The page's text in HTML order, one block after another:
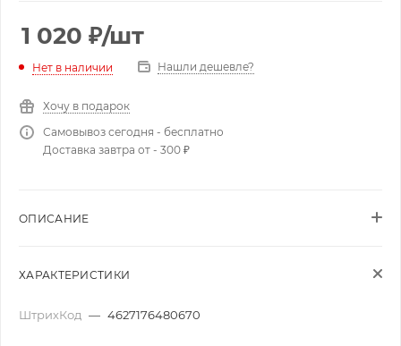
1 020 ₽/шт
Нет в наличии Нашли дешевле?
Хочу в подарок
Самовывоз сегодня - бесплатно
Доставка завтра от - 300 ₽
ОПИСАНИЕ
ХАРАКТЕРИСТИКИ
ШтрихКод — 4627176480670